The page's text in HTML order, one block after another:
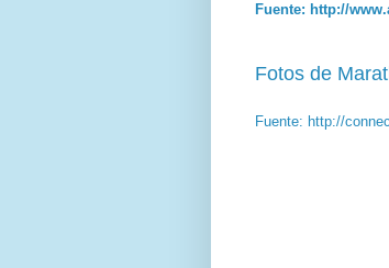
Fuente: http://
Fotos de
Fuente: http://